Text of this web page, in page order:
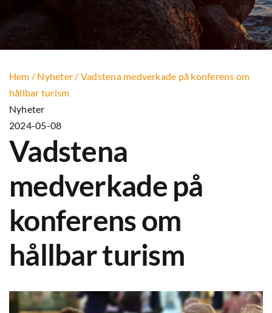
Hem / Nyheter / Vadstena medverkade på konferens om
hållbar turism
Nyheter
2024-05-08
Vadstena
medverkade på
konferens om
hållbar turism